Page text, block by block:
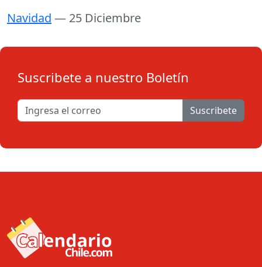
Navidad — 25 Diciembre
Suscribete a nuestro Boletín
Suscribete